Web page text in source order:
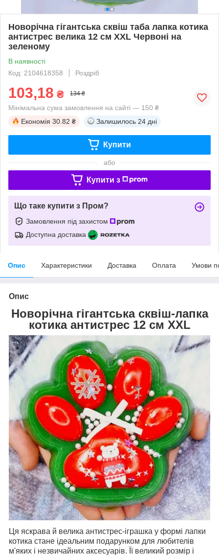
Новорічна гігантська сквіш таба лапка котика
антистрес велика 12 см XXL Червоні на
зеленому
В наявності
Код: 2104618358
Роздріб
103,18 ₴ 134 ₴
Мінімальна сума замовлення на сайті — 150 ₴
Економія 30.82 ₴ Залишилось 24 дні
Купити
або
Купити з
Що таке купити з Пром?
Замовлення під захистом
Доступна доставка
Опис Характеристики Доставка Оплата Умови
Опис
Новорічна гігантська сквіш-лапка
котика антистрес 12 см XXL
Ця яскрава й велика антистрес-іграшка у формі лапки
котика стане ідеальним подарунком для любителів
м'яких і незвичайних аксесуарів. Її великий розмір і